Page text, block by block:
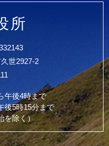
所
世2927-2
午後4時まで
後5時15分まで
を除く）